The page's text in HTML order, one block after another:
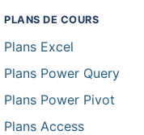
PLANS DE COURS
Plans Excel
Plans Power Query
Plans Power Pivot
Plans Access